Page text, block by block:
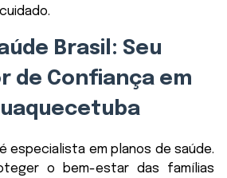
Brasil: Seu
de Confiança em
é especialista em planos de saúde.
o bem-estar das famílias